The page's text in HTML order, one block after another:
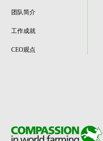
团队简介
工作成就
CEO观点